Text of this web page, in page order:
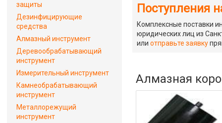
Поступления
Комплексные поставки
юридических лиц из
илиотправьте заявку
Алмазная
защиты
Дезинфицирующие
средства
Алмазный инструмент
Деревообрабатывающий
инструмент
Измерительный инструмент
Камнеобрабатывающий
инструмент
Металлорежущий
инструмент